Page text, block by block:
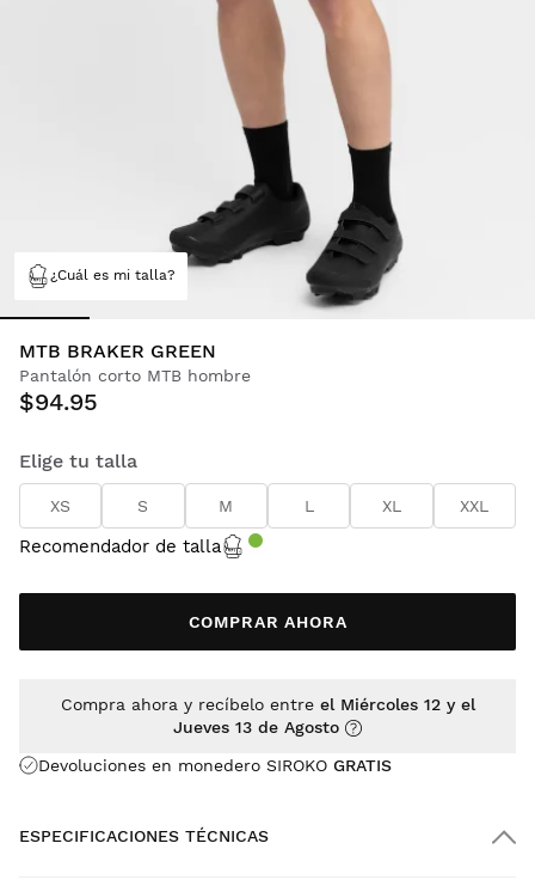
¿Cuál es mi talla?
MTB BRAKER GREEN
Pantalón corto MTB hombre
$94.95
Elige tu talla
XS S M L XL XXL
Recomendador de talla
COMPRAR AHORA
Devoluciones en monedero SIROKO GRATIS
Compra ahora y recíbelo entre el Miércoles 12 y el
Jueves 13 de Agosto
ESPECIFICACIONES TÉCNICAS